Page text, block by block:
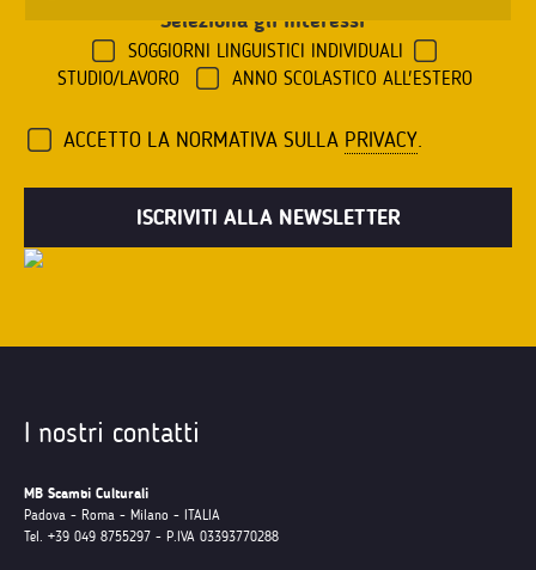
Seleziona gli interessi
SOGGIORNI LINGUISTICI INDIVIDUALI
STUDIO/LAVORO
ANNO SCOLASTICO ALL'ESTERO
ACCETTO LA NORMATIVA SULLA PRIVACY.
I nostri contatti
MB Scambi Culturali
Padova - Roma - Milano - ITALIA
Tel. +39 049 8755297 - P.IVA 03393770288